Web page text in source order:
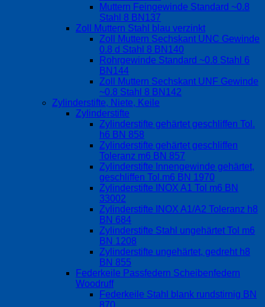
Muttern Feingewinde Standard ~0.8
Stahl 8 BN137
Zoll Muttern Stahl blau verzinkt
Zoll Muttern Sechskant UNC Gewinde
0.8 d Stahl 8 BN140
Rohrgewinde Standard ~0.8 Stahl 6
BN144
Zoll Muttern Sechskant UNF Gewinde
~0.8 Stahl 8 BN142
Zylinderstifte, Niete, Keile
Zylinderstifte
Zylinderstifte gehärtet geschliffen Tol.
h6 BN 858
Zylinderstifte gehärtet geschliffen
Toleranz m6 BN 857
Zylinderstifte Innengewinde gehärtet,
geschliffen Tol.m6 BN 1970
Zylinderstifte INOX A1 Tol m6 BN
33002
Zylinderstifte INOX A1/A2 Toleranz h8
BN 684
Zylinderstifte Stahl ungehärtet Tol m6
BN 1208
Zylinderstifte ungehärtet, gedreht h8
BN 855
Federkeile Passfedern Scheibenfedern
Woodruff
Federkeile Stahl blank rundstirnig BN
870